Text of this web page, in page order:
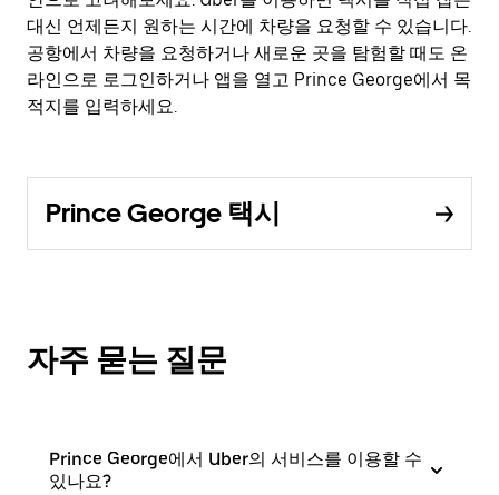
대신 언제든지 원하는 시간에 차량을 요청할 수 있습니다.
공항에서 차량을 요청하거나 새로운 곳을 탐험할 때도 온
라인으로 로그인하거나 앱을 열고 Prince George에서 목
적지를 입력하세요.
Prince George 택시
자주 묻는 질문
Prince George에서 Uber의 서비스를 이용할 수
있나요?